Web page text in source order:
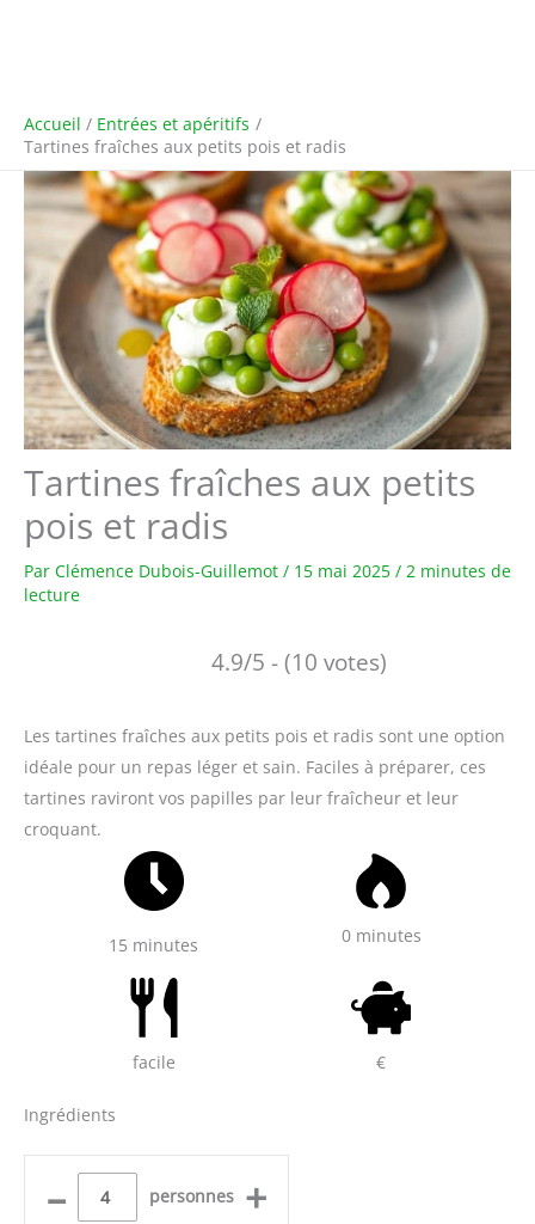
Accueil
Entrées et apéritifs
Tartines fraîches aux petits pois et radis
Tartines fraîches aux petits
pois et radis
Par Clémence Dubois-Guillemot / 15 mai 2025 / 2 minutes de
lecture
4.9/5 - (10 votes)
Les tartines fraîches aux petits pois et radis sont une option
idéale pour un repas léger et sain. Faciles à préparer, ces
tartines raviront vos papilles par leur fraîcheur et leur
croquant.
15 minutes 0 minutes
facile €
Ingrédients
– personnes +